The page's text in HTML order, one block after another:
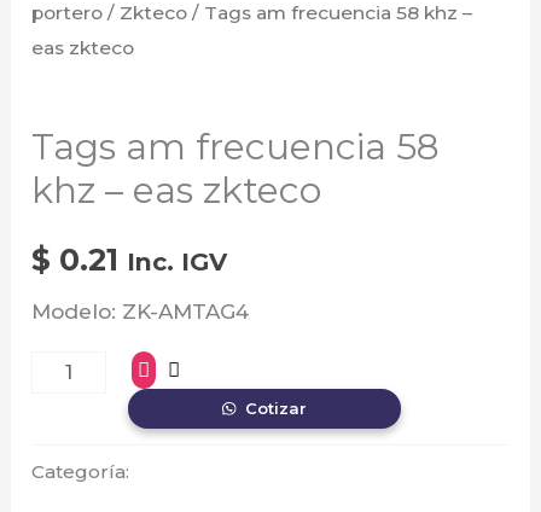
portero / Zkteco / Tags am frecuencia 58 khz –
eas zkteco
Tags am frecuencia 58
khz – eas zkteco
$ 0.21 Inc. IGV
Modelo: ZK-AMTAG4
Cotizar
Categoría: